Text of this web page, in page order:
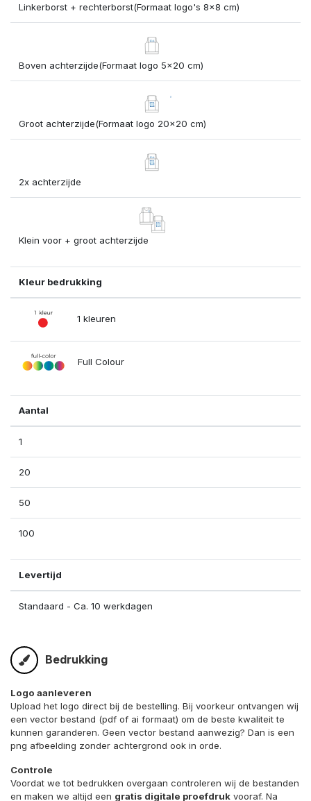
Linkerborst + rechterborst(Formaat logo's 8x8 cm)
Boven achterzijde(Formaat logo 5x20 cm)
Groot achterzijde(Formaat logo 20x20 cm)
2x achterzijde
Klein voor + groot achterzijde
Kleur bedrukking
1 kleuren
Full Colour
Aantal
1
20
50
100
Levertijd
Standaard - Ca. 10 werkdagen
Bedrukking
Logo aanleveren
Upload het logo direct bij de bestelling. Bij voorkeur ontvangen wij
een vector bestand (pdf of ai formaat) om de beste kwaliteit te
kunnen garanderen. Geen vector bestand aanwezig? Dan is een
png afbeelding zonder achtergrond ook in orde.
Controle
Voordat we tot bedrukken overgaan controleren wij de bestanden
en maken we altijd een gratis digitale proefdruk vooraf. Na